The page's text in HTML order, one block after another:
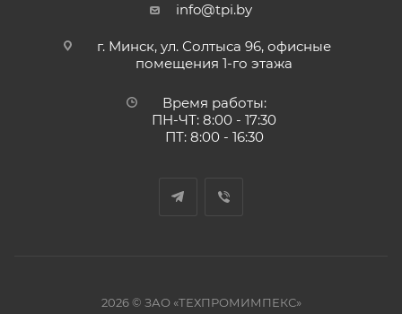
info@tpi.by
г. Минск, ул. Солтыса 96, офисные
помещения 1-го этажа
Время работы:
ПН-ЧТ: 8:00 - 17:30
ПТ: 8:00 - 16:30
2026 © ЗАО «ТЕХПРОМИМПЕКС»